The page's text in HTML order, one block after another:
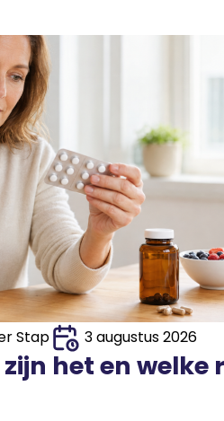
Stap 3 augustus 2026
het en welke